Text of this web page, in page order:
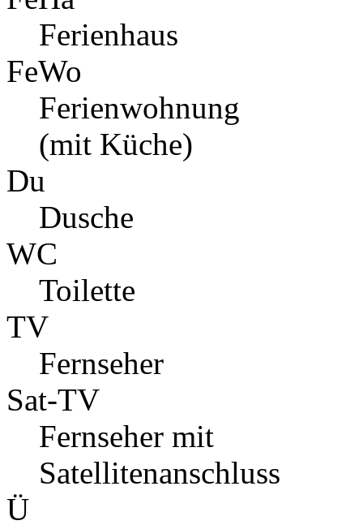
Ferienhaus
FeWo
Ferienwohnung
(mit Küche)
Du
Dusche
WC
Toilette
TV
Fernseher
Sat-TV
Fernseher mit
Satellitenanschluss
Ü